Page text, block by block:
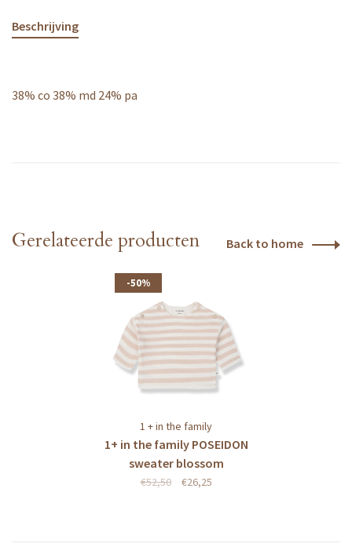
Beschrijving
38% co 38% md 24% pa
Gerelateerde producten Back to home
-50%
1 + in the family
1+ in the family POSEIDON
sweater blossom
€52,50 €26,25